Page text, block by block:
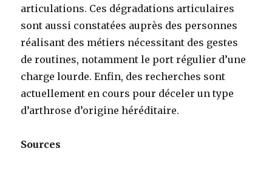
articulations. Ces dégradations articulaires
sont aussi constatées auprès des personnes
réalisant des métiers nécessitant des gestes
de routines, notamment le port régulier d’une
charge lourde. Enfin, des recherches sont
actuellement en cours pour déceler un type
d’arthrose d’origine héréditaire.
Sources